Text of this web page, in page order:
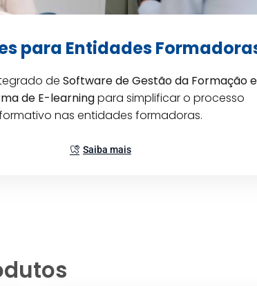
para Entidades
deSoftware de Gestão da Formação e
de E-learningpara simplificar o processo
nas entidades formadoras.
Saiba mais